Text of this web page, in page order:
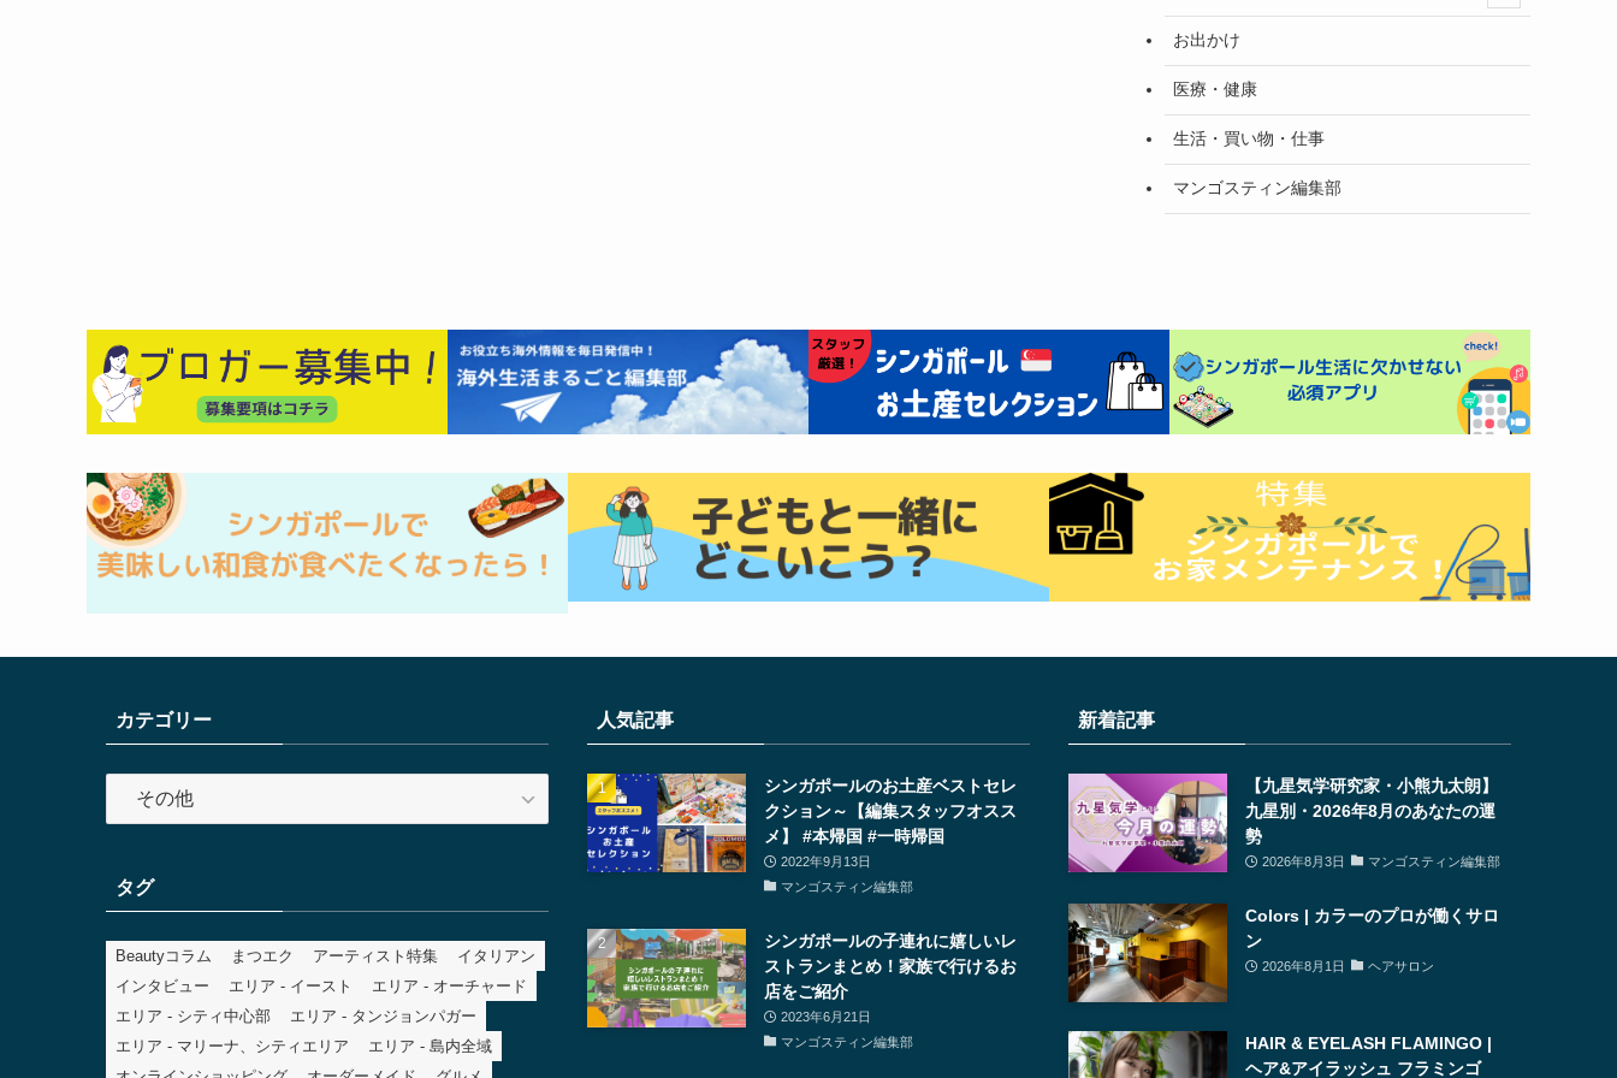
お出かけ
医療・健康
生活・買い物・仕事
マンゴスティン編集部
カテゴリー
テ
リ
ー
タグ
Beautyコラム まつエク アーティスト特集
イタリアン
インタビュー
エリア - イースト
エリア - オーチャード
エリア - シティ中心部
エリア - タンジョンパガー
エリア - マリーナ、シティエリア
エリア - 島内全域
人気記事
シンガポールのお土産ベストセレ
クション～【編集スタッフオスス
メ】 #本帰国 #一時帰国
2022年9月13日
マンゴスティン編集部
シンガポールの子連れに嬉しいレ
ストランまとめ！家族で行けるお
店をご紹介
2023年6月21日
マンゴスティン編集部
新着記事
【九星気学研究家・小熊九太朗】
九星別・2026年8月のあなたの運
勢
2026年8月3日 マンゴスティン編集部
Colors | カラーのプロが働くサロ
ン
2026年8月1日 ヘアサロン
HAIR & EYELASH FLAMINGO |
ヘア&アイラッシュ フラミンゴ